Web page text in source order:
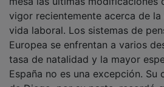
vigor recientemente acerca de
vida laboral. Los sistemas de
Europea se enfrentan a varios
tasa de natalidad y la mayor
España no es una excepción. Su
de Diego, por su parte, recordó